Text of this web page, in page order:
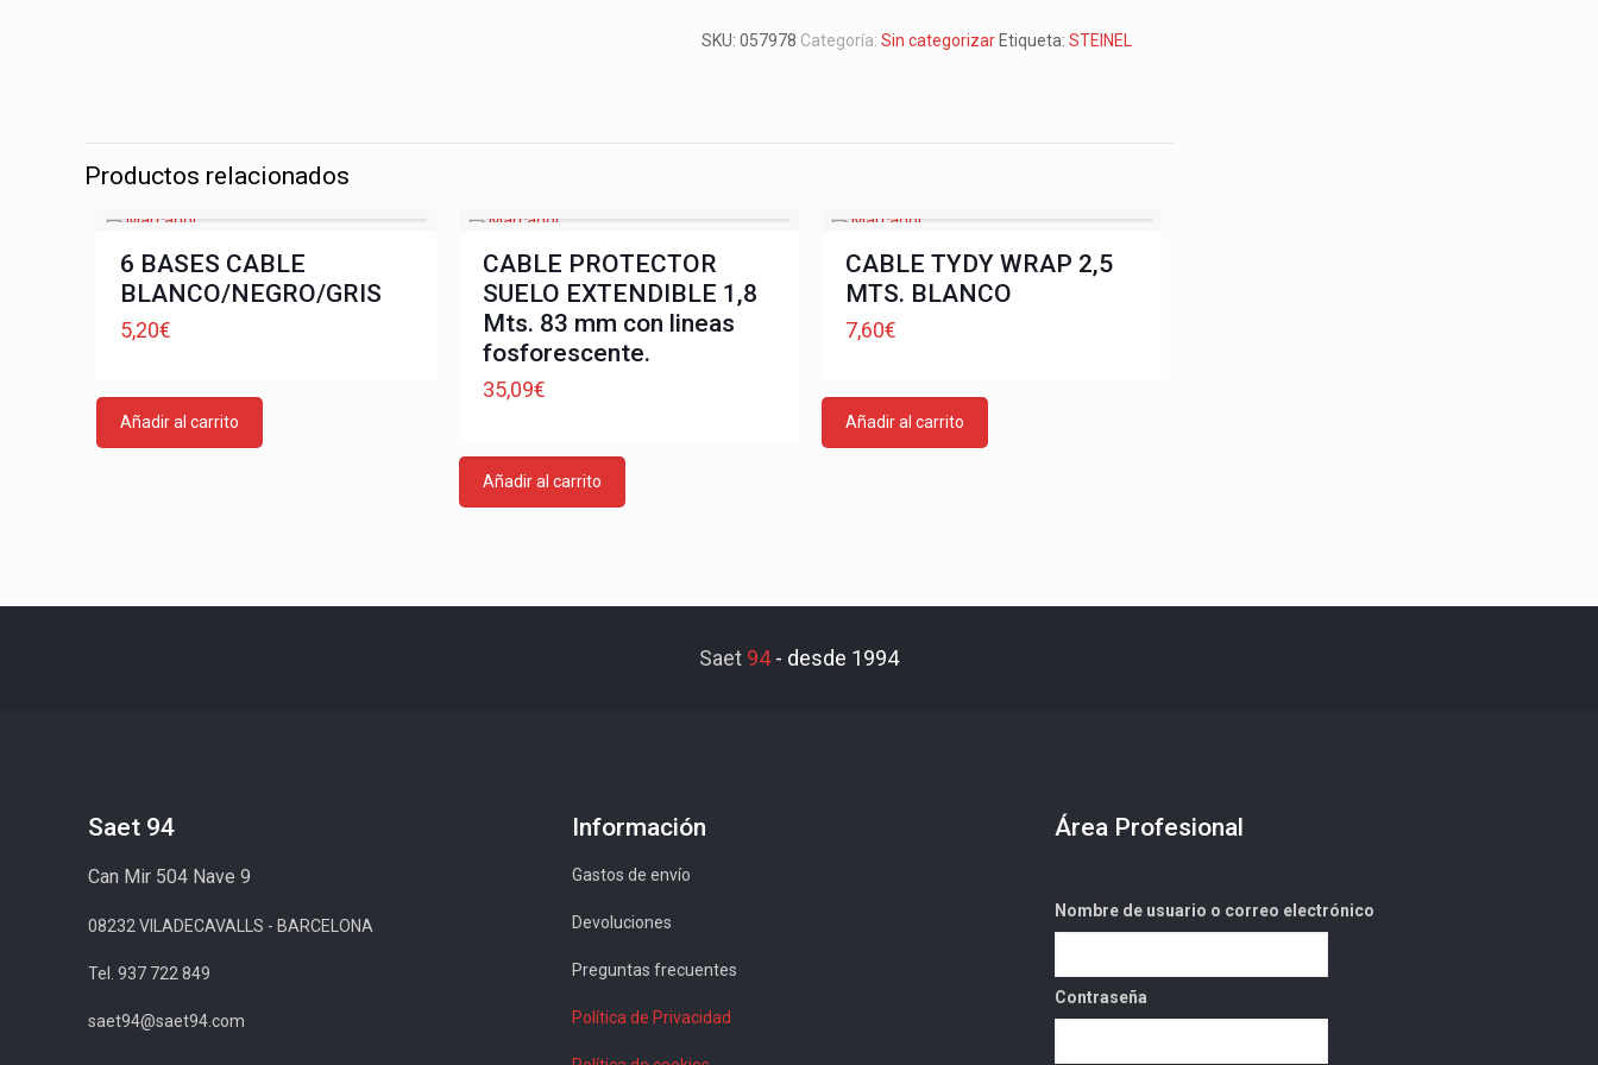
SKU:057978 Categoría:Sin categorizar Etiqueta:STEINEL
Productos relacionados
6 BASES CABLE
BLANCO/NEGRO/GRIS
5,20€
Añadir al carrito
CABLE PROTECTOR
SUELO EXTENDIBLE 1,8
Mts. 83 mm con lineas
fosforescente.
35,09€
Añadir al carrito
CABLE TYDY WRAP 2,5
MTS. BLANCO
7,60€
Añadir al carrito
Saet 94- desde 1994
Saet 94
Can Mir 504 Nave 9
08232 VILADECAVALLS - BARCELONA
Tel. 937 722 849
saet94@saet94.com
Información
Gastos de envío
Devoluciones
Preguntas frecuentes
Política de Privacidad
Área Profesional
Nombre de usuario o correo electrónico
Contraseña